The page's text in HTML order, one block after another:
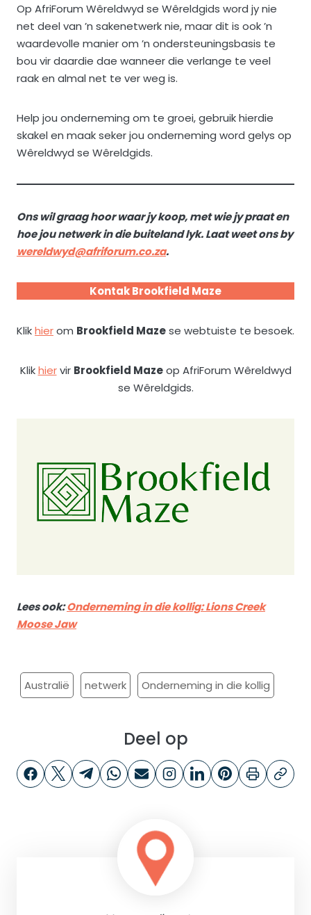
Op AfriForum Wêreldwyd se Wêreldgids word jy nie
net deel van ’n sakenetwerk nie, maar dit is ook ’n
waardevolle manier om ’n ondersteuningsbasis te
bou vir daardie dae wanneer die verlange te veel
raak en almal net te ver weg is.
Help jou onderneming om te groei, gebruik hierdie
skakel en maak seker jou onderneming word gelys op
Wêreldwyd se Wêreldgids.
Ons wil graag hoor waar jy koop, met wie jy praat en
hoe jou netwerk in die buiteland lyk. Laat weet ons by
wereldwyd@afriforum.co.za.
Kontak Brookfield Maze
Klikhierom Brookfield Mazese webtuiste te besoek.
Klikhiervir Brookfield Mazeop AfriForum Wêreldwyd
se Wêreldgids.
Lees ook:Onderneming in die kollig: Lions Creek
Moose Jaw
Australië netwerk Onderneming in die kollig
Deel op